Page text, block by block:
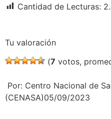
Cantidad de Lecturas:
Tu valoración
(7 votos,
Por: Centro Nacional de
(CENASA)05/09/2023